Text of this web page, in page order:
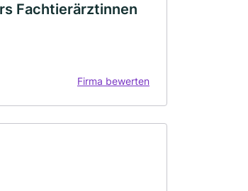
Fachtierärztinnen
Firma bewerten